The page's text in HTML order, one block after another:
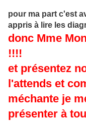
pour ma part c'est
appris à lire les
donc Mme
!!!!
et présentez
l'attends et
méchante je
présenter à